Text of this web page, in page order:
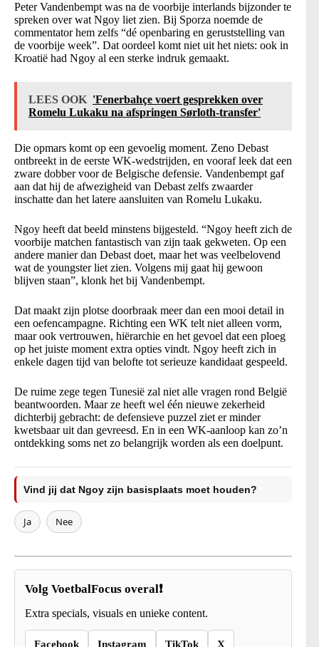
Peter Vandenbempt was na de voorbije interlands bijzonder te
spreken over wat Ngoy liet zien. Bij Sporza noemde de
commentator hem zelfs “dé openbaring en geruststelling van
de voorbije week”. Dat oordeel komt niet uit het niets: ook in
Kroatië had Ngoy al een sterke indruk gemaakt.
LEES OOK 'Fenerbahçe voert gesprekken over
Romelu Lukaku na afspringen Sørloth-transfer'
Die opmars komt op een gevoelig moment. Zeno Debast
ontbreekt in de eerste WK-wedstrijden, en vooraf leek dat een
zware dobber voor de Belgische defensie. Vandenbempt gaf
aan dat hij de afwezigheid van Debast zelfs zwaarder
inschatte dan het latere aansluiten van Romelu Lukaku.
Ngoy heeft dat beeld minstens bijgesteld. “Ngoy heeft zich de
voorbije matchen fantastisch van zijn taak gekweten. Op een
andere manier dan Debast doet, maar het was veelbelovend
wat de youngster liet zien. Volgens mij gaat hij gewoon
blijven staan”, klonk het bij Vandenbempt.
Dat maakt zijn plotse doorbraak meer dan een mooi detail in
een oefencampagne. Richting een WK telt niet alleen vorm,
maar ook vertrouwen, hiërarchie en het gevoel dat een ploeg
op het juiste moment extra opties vindt. Ngoy heeft zich in
enkele dagen tijd van belofte tot serieuze kandidaat gespeeld.
De ruime zege tegen Tunesië zal niet alle vragen rond België
beantwoorden. Maar ze heeft wel één nieuwe zekerheid
dichterbij gebracht: de defensieve puzzel ziet er minder
kwetsbaar uit dan gevreesd. En in een WK-aanloop kan zo’n
ontdekking soms net zo belangrijk worden als een doelpunt.
Vind jij dat Ngoy zijn basisplaats moet houden?
Ja Nee
Volg VoetbalFocus overal❗
Extra specials, visuals en unieke content.
Facebook Instagram TikTok X